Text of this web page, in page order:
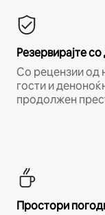
Резервирајте
Со рецензии од
гости и
продолжен
Простори